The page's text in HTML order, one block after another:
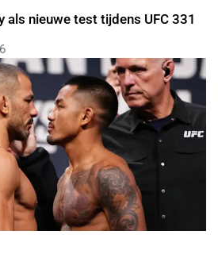
als nieuwe test tijdens UFC 331